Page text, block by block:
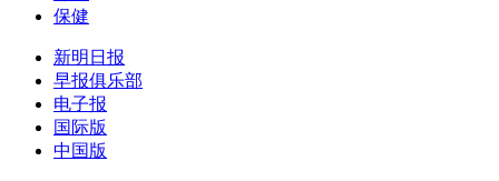
保健
新明日报
早报俱乐部
电子报
国际版
中国版